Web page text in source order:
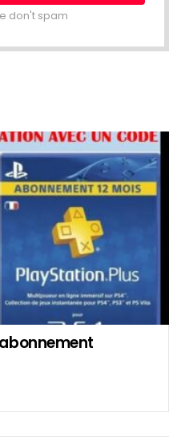
don't spam